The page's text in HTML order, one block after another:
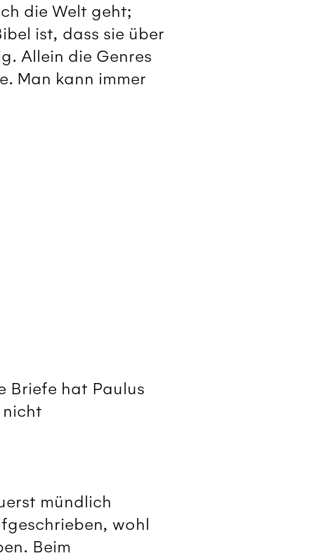
die Welt geht;
ist, dass sie über
Allein die Genres
Man kann immer
Briefe hat Paulus
nicht
mündlich
wohl
Beim